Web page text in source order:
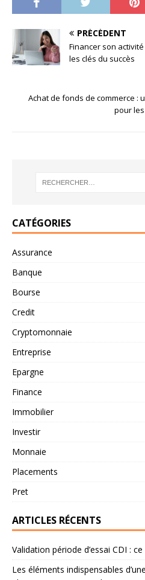
PRÉCÉDENT
Financer son
les clés du succès
Achat de fonds de commerce :
pour
CATÉGORIES
Assurance
Banque
Bourse
Credit
Cryptomonnaie
Entreprise
Epargne
Finance
Immobilier
Investir
Monnaie
Placements
Pret
ARTICLES RÉCENTS
Validation période d’essai CDI :
Les éléments indispensables